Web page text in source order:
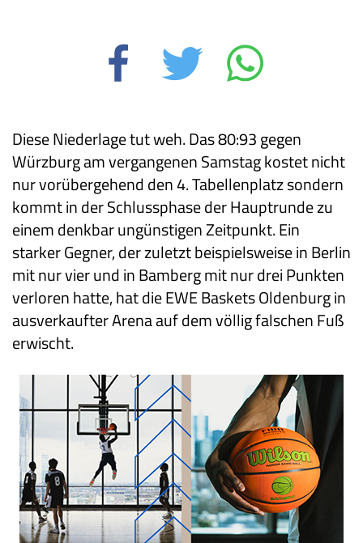
Diese Niederlage tut weh. Das 80:93 gegen
Würzburg am vergangenen Samstag kostet nicht
nur vorübergehend den 4. Tabellenplatz sondern
kommt in der Schlussphase der Hauptrunde zu
einem denkbar ungünstigen Zeitpunkt. Ein
starker Gegner, der zuletzt beispielsweise in Berlin
mit nur vier und in Bamberg mit nur drei Punkten
verloren hatte, hat die EWE Baskets Oldenburg in
ausverkaufter Arena auf dem völlig falschen Fuß
erwischt.